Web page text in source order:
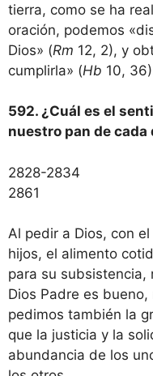
tierra, como se ha
oración, podemos
Dios» (Rm 12, 2), y
cumplirla» (Hb 10,
592. ¿Cuál es el
nuestro pan de cada
2828-2834
2861
Al pedir a Dios, con
hijos, el alimento
para su subsistencia,
Dios Padre es
pedimos también la
que la justicia y la
abundancia de los